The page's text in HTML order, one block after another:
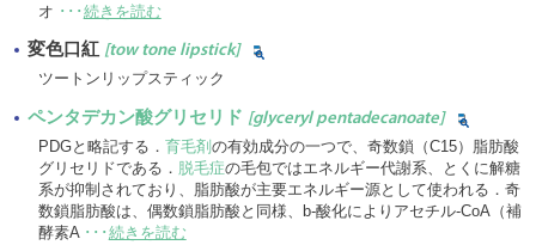
オ ･･･ 続きを読む
変色口紅 [tow tone lipstick]
ツートンリップスティック
ペンタデカン酸グリセリド [glyceryl pentadecanoate]
PDGと略記する． 育毛剤 の有効成分の一つで、奇数鎖（C15）脂肪酸
グリセリドである． 脱毛症の毛包ではエネルギー代謝系、とくに解糖
系が抑制されており、脂肪酸が主要エネルギー源として使われる．奇
数鎖脂肪酸は、偶数鎖脂肪酸と同様、b-酸化によりアセチル-CoA（補
酵素A ･･･ 続きを読む